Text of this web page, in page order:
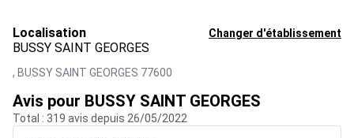
Localisation Changer d'établissement
BUSSY SAINT GEORGES
, BUSSY SAINT GEORGES 77600
Avis pour BUSSY SAINT GEORGES
Total : 319 avis depuis 26/05/2022